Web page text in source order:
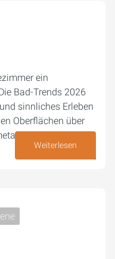
ein
Bad-Trends 2026
sinnliches Erleben
Oberflächen über
Weiterlesen